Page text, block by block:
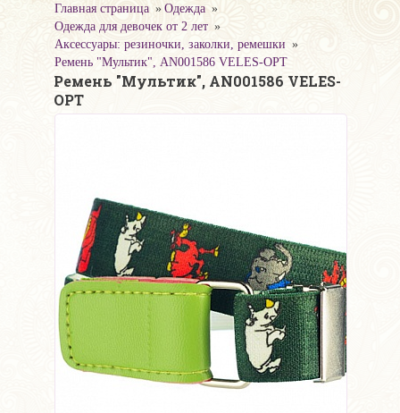
Главная страница
Одежда
Одежда для девочек от 2 лет
Аксессуары: резиночки, заколки, ремешки
Ремень "Мультик", AN001586 VELES-OPT
Ремень "Мультик", AN001586 VELES-
OPT